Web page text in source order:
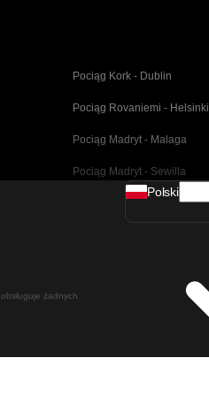
Pociąg Kork - Dublin
Pociąg Rovaniemi - Helsinki
Pociąg Madryt - Malaga
Pociąg Madryt - Sewilla
Pociąg Barcelona - Malaga
Pociąg Seul - Pusan
żadnych
Polski